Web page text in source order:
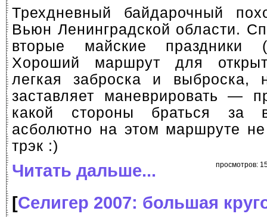
Трехдневный байдарочный
Вьюн Ленинградской области.
вторые майские праздники
Хороший маршрут для
легкая заброска и выброска,
заставляет маневрировать —
какой стороны браться за
асболютно на этом маршруте
трэк :)
просмотров:
Читать дальше...
[Селигер 2007: большая